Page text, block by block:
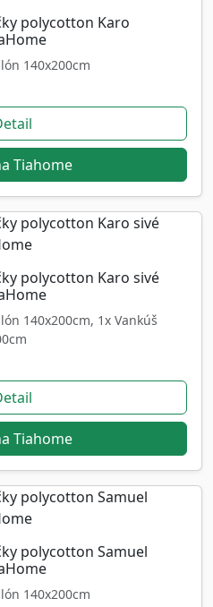
polycotton Karo
140x200cm
Tiahome
polycotton Karo sivé
140x200cm, 1x Vankúš
Tiahome
polycotton Samuel
140x200cm